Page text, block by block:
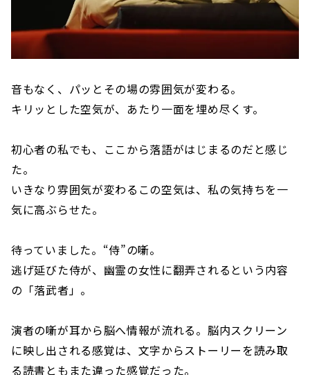
音もなく、パッとその場の雰囲気が変わる。
キリッとした空気が、あたり一面を埋め尽くす。
初心者の私でも、ここから落語がはじまるのだと感じ
た。
いきなり雰囲気が変わるこの空気は、私の気持ちを一
気に高ぶらせた。
待っていました。“侍”の噺。
逃げ延びた侍が、幽霊の女性に翻弄されるという内容
の「落武者」。
演者の噺が耳から脳へ情報が流れる。脳内スクリーン
に映し出される感覚は、文字からストーリーを読み取
る読書ともまた違った感覚だった。